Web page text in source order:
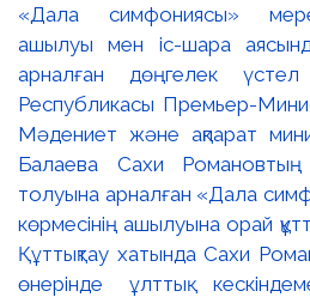
«Дала симфониясы»
ашылуы мен іс-шара
арналған дөңгелек
Республикасы Премьер-
Мәдениет және ақпарат
Балаева Сахи
толуына арналған «Дала
көрмесінің ашылуына орай
Құттықтау хатында Сахи
өнерінде ұлттық